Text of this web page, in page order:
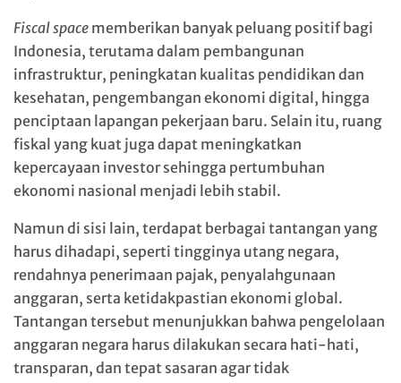
Fiscal space memberikan banyak peluang positif bagi
Indonesia, terutama dalam pembangunan
infrastruktur, peningkatan kualitas pendidikan dan
kesehatan, pengembangan ekonomi digital, hingga
penciptaan lapangan pekerjaan baru. Selain itu, ruang
fiskal yang kuat juga dapat meningkatkan
kepercayaan investor sehingga pertumbuhan
ekonomi nasional menjadi lebih stabil.
Namun di sisi lain, terdapat berbagai tantangan yang
harus dihadapi, seperti tingginya utang negara,
rendahnya penerimaan pajak, penyalahgunaan
anggaran, serta ketidakpastian ekonomi global.
Tantangan tersebut menunjukkan bahwa pengelolaan
anggaran negara harus dilakukan secara hati-hati,
transparan, dan tepat sasaran agar tidak